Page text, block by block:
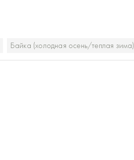
Байка (холодная осень/теплая зима)